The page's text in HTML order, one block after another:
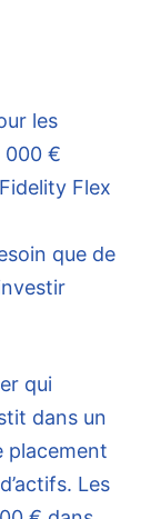
les
000 €
Flex
que de
qui
dans un
placement
Les